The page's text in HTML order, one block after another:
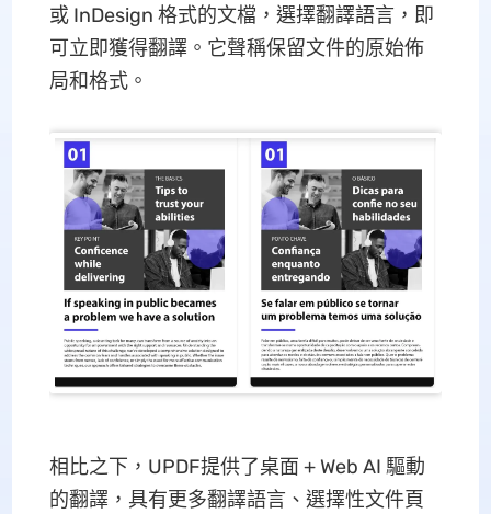
或 InDesign 格式的文檔，選擇翻譯語言，即
可立即獲得翻譯。它聲稱保留文件的原始佈
局和格式。
相比之下，UPDF提供了桌面 + Web AI 驅動
的翻譯，具有更多翻譯語言、選擇性文件頁